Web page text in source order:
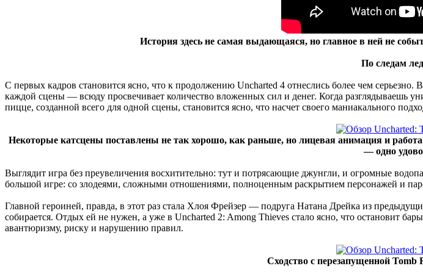
История здесь не самая выдающаяся, но главное в ней не
По следам
С первых кадров становится ясно, что к продолжению Uncharted 4 отнеслись более чем серьезно.
каждой сцены — всюду просвечивает количество вложенных сил и денег. Когда разглядываешь
пицце, созданной всего для одной сцены, становится ясно, что насчет своего маниакального
Некоторые катсцены поставлены не так хорошо, как раньше, но лицевая анимация и
— одно
Выглядит игра без преувеличения восхитительно: тут и потрясающие джунгли, и огромные
большой игре: со злодеями, сложными отношениями, полноценным раскрытием персонажей и
Главной героиней, правда, в этот раз стала Хлоя Фрейзер — подруга Натана Дрейка из
собирается. Отдых ей не нужен, а уже в Uncharted 2: Among Thieves стало ясно, что остановит
авантюризму, риску и нарушению правил.
Сходство с перезапущенной Tomb